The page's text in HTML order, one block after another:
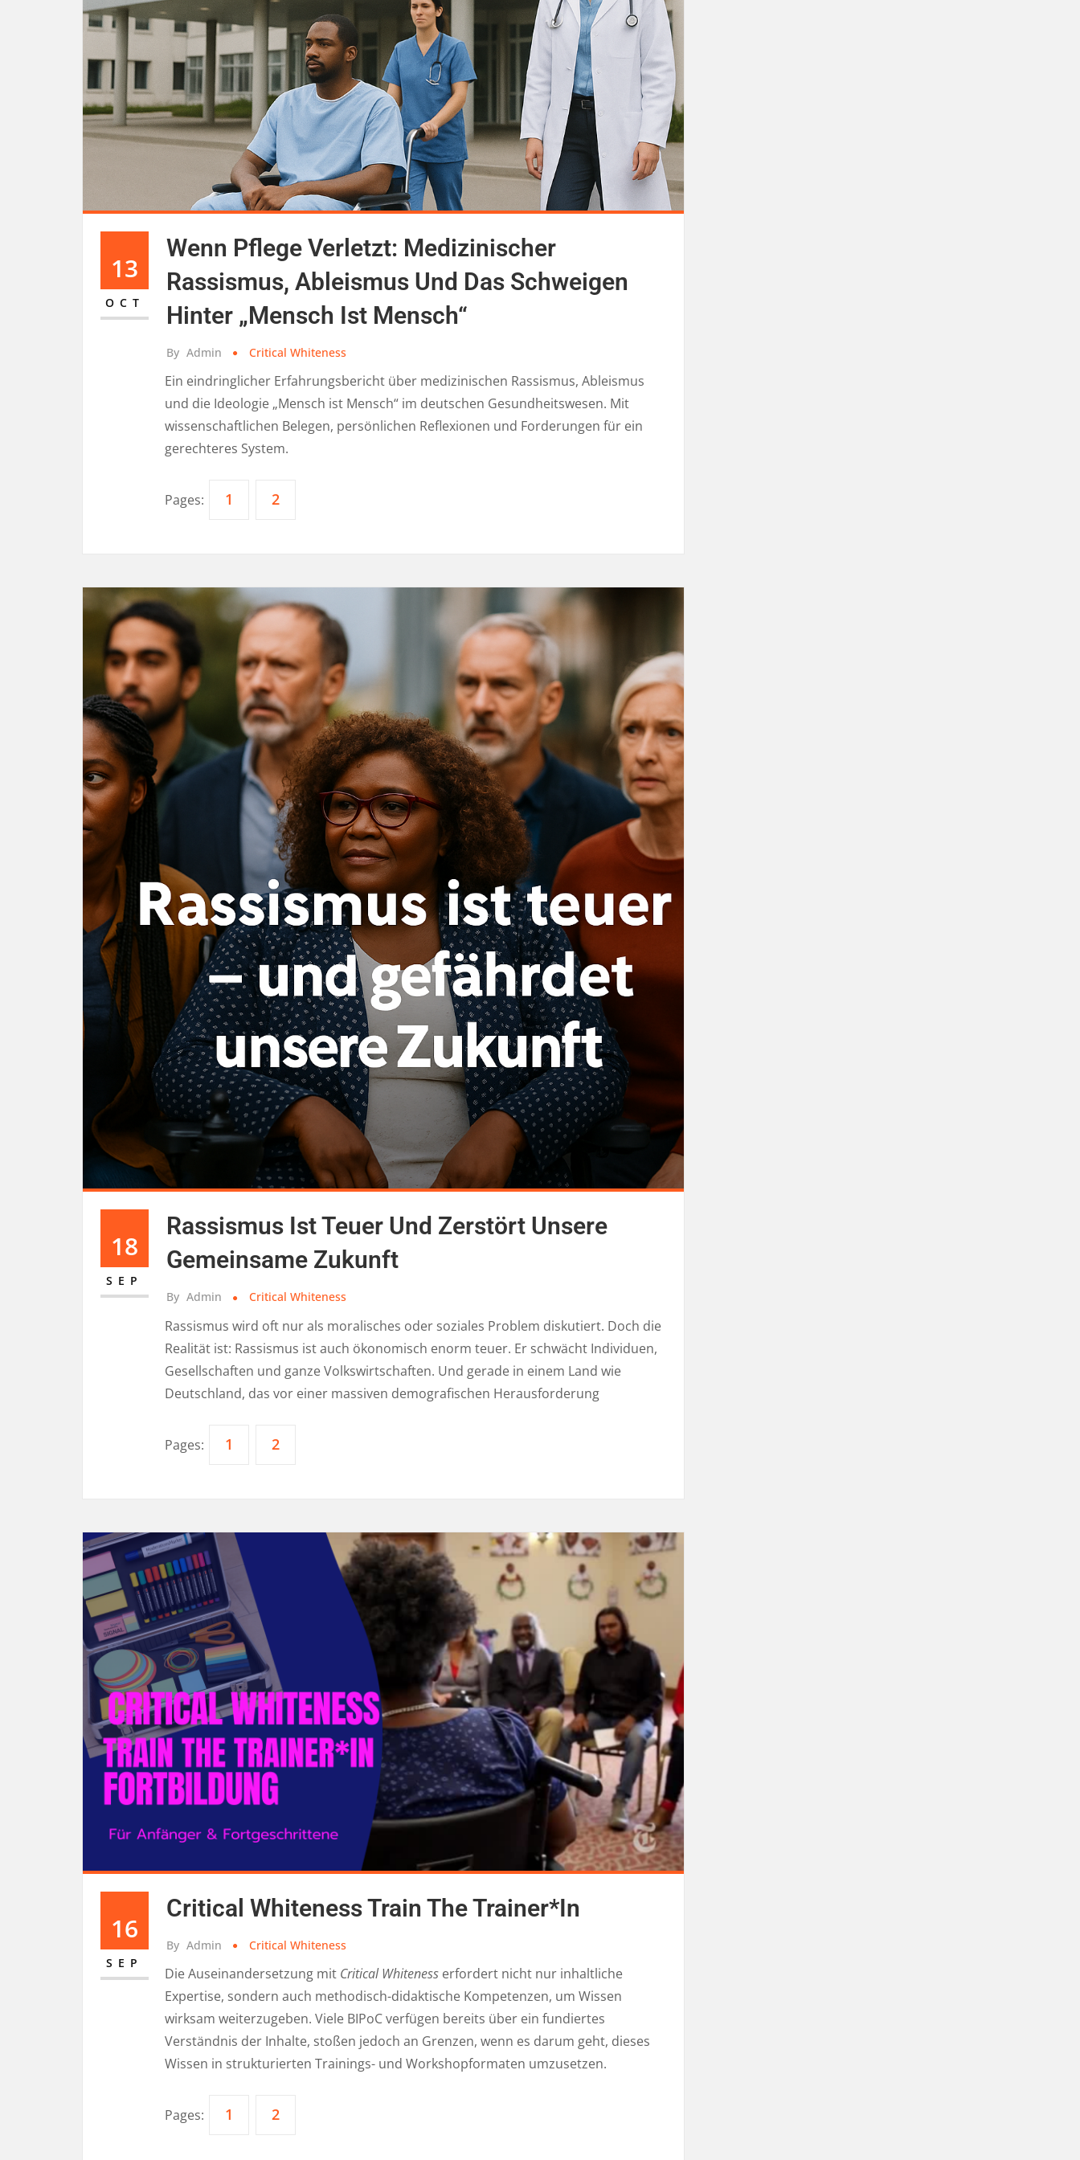
13
OCT
Wenn Pflege Verletzt: Medizinischer
Rassismus, Ableismus Und Das Schweigen
Hinter „Mensch Ist Mensch“
By Admin Critical Whiteness
Ein eindringlicher Erfahrungsbericht über medizinischen Rassismus, Ableismus
und die Ideologie „Mensch ist Mensch“ im deutschen Gesundheitswesen. Mit
wissenschaftlichen Belegen, persönlichen Reflexionen und Forderungen für ein
gerechteres System.
Pages: 1 2
18
SEP
Rassismus Ist Teuer Und Zerstört Unsere
Gemeinsame Zukunft
By Admin Critical Whiteness
Rassismus wird oft nur als moralisches oder soziales Problem diskutiert. Doch die
Realität ist: Rassismus ist auch ökonomisch enorm teuer. Er schwächt Individuen,
Gesellschaften und ganze Volkswirtschaften. Und gerade in einem Land wie
Deutschland, das vor einer massiven demografischen Herausforderung
Pages: 1 2
16
SEP
Critical Whiteness Train The Trainer*in
By Admin Critical Whiteness
Die Auseinandersetzung mit Critical Whiteness erfordert nicht nur inhaltliche
Expertise, sondern auch methodisch-didaktische Kompetenzen, um Wissen
wirksam weiterzugeben. Viele BIPoC verfügen bereits über ein fundiertes
Verständnis der Inhalte, stoßen jedoch an Grenzen, wenn es darum geht, dieses
Wissen in strukturierten Trainings- und Workshopformaten umzusetzen.
Pages: 1 2